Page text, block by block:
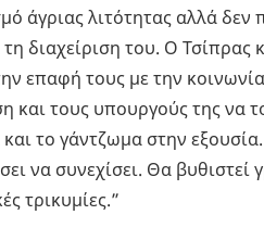
άγριας λιτότητας αλλά δεν
διαχείριση του. Ο Τσίπρας
επαφή τους με την
και τους υπουργούς της να
και το γάντζωμα στην
να συνεχίσει. Θα
τρικυμίες.”